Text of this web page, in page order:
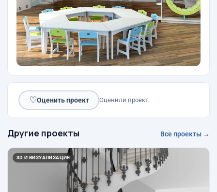
♡Оценить проект Оценили проект:
Другие проекты Все проекты →
3D И ВИЗУАЛИЗАЦИЯ